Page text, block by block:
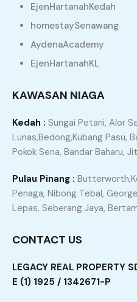
Hubungi saya sekarang
Ejen Hartanah Berdaftar
transaksi anda berjalan
memberi hasil yang
JOM KITA
ICON
Atau, sila isi
ICON di
hubungi anda
EjenHartanahKedah
homestaySenawang
AydenaAcademy
EjenHartanahKL
KAWASAN NIAGA
Kedah : Sungai Petani, Alor
Lunas,Bedong,Kubang Pasu,
Pokok Sena, Bandar Baharu,
Pulau Pinang :
Penaga, Nibong Tebal,
Lepas, Seberang Jaya,
CONTACT US
LEGACY REAL PROPERTY
E (1) 1925 / 1342671-P